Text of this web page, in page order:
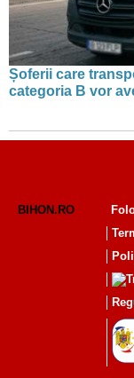
Șoferii care
categoria B vor
BIHON.RO